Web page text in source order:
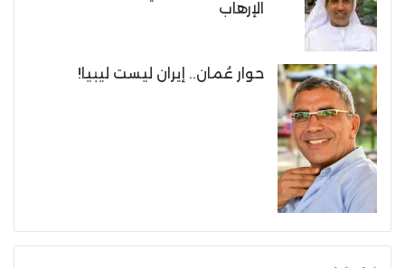
الإرهاب
حوار عُمان.. إيران ليست ليبيا!